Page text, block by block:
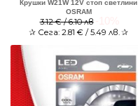
Крушки W21W 12V стоп светлини
OSRAM
3.12 € / 6.10 лв
✰ Сега: 2.81 € / 5.49 лв.✰